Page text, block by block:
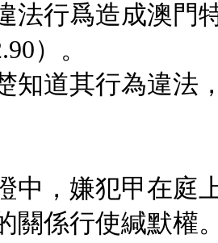
行爲造成澳門特
）。
道其行為違法
，嫌犯甲在庭上
關係行使緘默權